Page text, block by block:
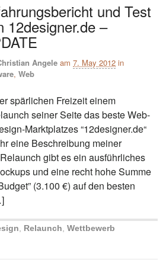
und Test
12designer.de –
Angele am 7. May 2012 in
, Web
spärlichen Freizeit einem
seiner Seite das beste Web-
Marktplatzes “12designer.de“
eine Beschreibung meiner
gibt es ein ausführliches
und eine recht hohe Summe
(3.100 €) auf den besten
, Relaunch, Wettbewerb